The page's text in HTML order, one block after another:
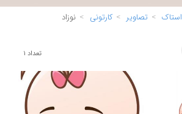
تصاویر کارتونی نوزاد
تعداد 1
فروش تصاویر